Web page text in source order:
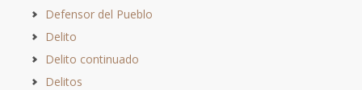
Defensor del Pueblo
Delito
Delito continuado
Delitos